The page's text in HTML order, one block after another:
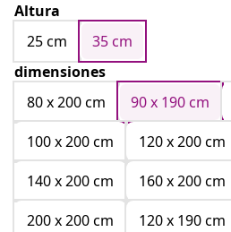
Altura
25 cm
35 cm
dimensiones
80 x 200 cm
90 x 190 cm
100 x 200 cm
120 x 200 cm
140 x 200 cm
160 x 200 cm
200 x 200 cm
120 x 190 cm